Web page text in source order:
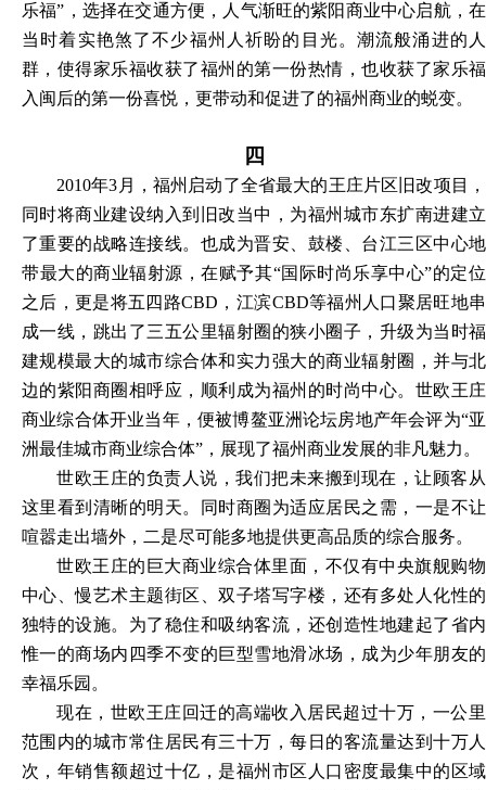
乐福”，选择在交通方便，人气渐旺的紫阳商业中心启航，在
当时着实艳煞了不少福州人祈盼的目光。潮流般涌进的人
群，使得家乐福收获了福州的第一份热情，也收获了家乐福
入闽后的第一份喜悦，更带动和促进了的福州商业的蜕变。
四
2010年3月，福州启动了全省最大的王庄片区旧改项目，
同时将商业建设纳入到旧改当中，为福州城市东扩南进建立
了重要的战略连接线。也成为晋安、鼓楼、台江三区中心地
带最大的商业辐射源，在赋予其“国际时尚乐享中心”的定位
之后，更是将五四路CBD，江滨CBD等福州人口聚居旺地串
成一线，跳出了三五公里辐射圈的狭小圈子，升级为当时福
建规模最大的城市综合体和实力强大的商业辐射圈，并与北
边的紫阳商圈相呼应，顺利成为福州的时尚中心。世欧王庄
商业综合体开业当年，便被博鳌亚洲论坛房地产年会评为“亚
洲最佳城市商业综合体”，展现了福州商业发展的非凡魅力。
世欧王庄的负责人说，我们把未来搬到现在，让顾客从
这里看到清晰的明天。同时商圈为适应居民之需，一是不让
喧嚣走出墙外，二是尽可能多地提供更高品质的综合服务。
世欧王庄的巨大商业综合体里面，不仅有中央旗舰购物
中心、慢艺术主题街区、双子塔写字楼，还有多处人化性的
独特的设施。为了稳住和吸纳客流，还创造性地建起了省内
惟一的商场内四季不变的巨型雪地滑冰场，成为少年朋友的
幸福乐园。
现在，世欧王庄回迁的高端收入居民超过十万，一公里
范围内的城市常住居民有三十万，每日的客流量达到十万人
次，年销售额超过十亿，是福州市区人口密度最集中的区域